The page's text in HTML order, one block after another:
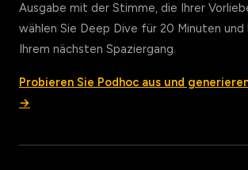
Ausgabe mit der Stimme, die Ihrer
wählen Sie Deep Dive für 20 Minuten und
Ihrem nächsten Spaziergang.
Probieren Sie Podhoc aus und
→